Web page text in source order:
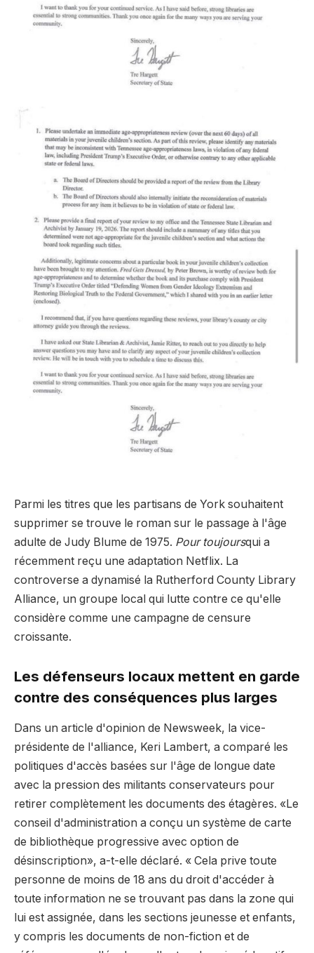
Parmi les titres que les partisans de York souhaitent
supprimer se trouve le roman sur le passage à l'âge
adulte de Judy Blume de 1975. Pour toujoursqui a
récemment reçu une adaptation Netflix. La
controverse a dynamisé la Rutherford County Library
Alliance, un groupe local qui lutte contre ce qu'elle
considère comme une campagne de censure
croissante.
Les défenseurs locaux mettent en garde
contre des conséquences plus larges
Dans un article d'opinion de Newsweek, la vice-
présidente de l'alliance, Keri Lambert, a comparé les
politiques d'accès basées sur l'âge de longue date
avec la pression des militants conservateurs pour
retirer complètement les documents des étagères. «Le
conseil d'administration a conçu un système de carte
de bibliothèque progressive avec option de
désinscription», a-t-elle déclaré. « Cela prive toute
personne de moins de 18 ans du droit d'accéder à
toute information ne se trouvant pas dans la zone qui
lui est assignée, dans les sections jeunesse et enfants,
y compris les documents de non-fiction et de